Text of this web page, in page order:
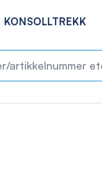
KONSOLLTREKK